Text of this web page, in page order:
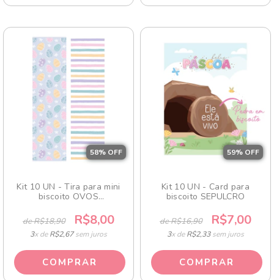
58% OFF
Kit 10 UN - Tira para mini
biscoito OVOS
de R$18,90 R$8,00
3x deR$2,67sem juros
59% OFF
Kit 10 UN - Card para
biscoito SEPULCRO
de R$16,90 R$7,00
3x deR$2,33sem juros